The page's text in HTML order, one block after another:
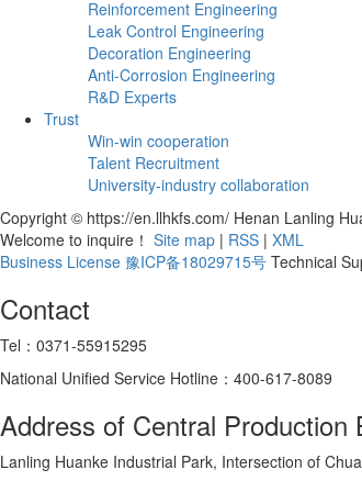
Reinforcement Engineering
Leak Control Engineering
Decoration Engineering
Anti-Corrosion Engineering
R&D Experts
Trust
Win-win cooperation
Talent Recruitment
University-industry collaboration
Copyright © https://en.llhkfs.com/ Henan Lanling
Welcome to inquire！ Site map | RSS | XML
Business License 豫ICP备18029715号 Technical
Contact
Tel：0371-55915295
National Unified Service Hotline：400-617-8089
Address of Central Production
Lanling Huanke Industrial Park, Intersection of